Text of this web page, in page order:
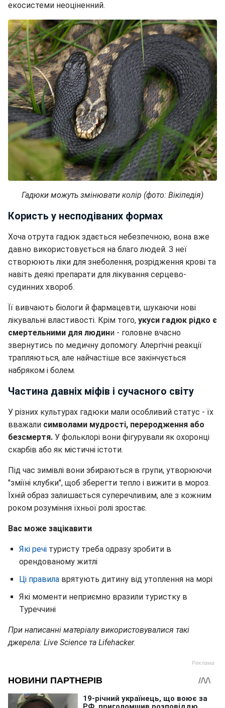
екосистеми неоціненний.
Гадюки можуть змінювати колір (фото: Вікіпедія)
Користь у несподіваних формах
Хоча отрута гадюк здається небезпечною, вона вже
давно використовується на благо людей. З неї
створюють ліки для знеболення, розрідження крові та
навіть деякі препарати для лікування серцево-
судинних хвороб.
Її вивчають біологи й фармацевти, шукаючи нові
лікувальні властивості. Крім того, укуси гадюк рідко є
смертельними для людини - головне вчасно
звернутись по медичну допомогу. Алергічні реакції
трапляються, але найчастіше все закінчується
набряком і болем.
Частина давніх міфів і сучасного світу
У різних культурах гадюки мали особливий статус - їх
вважали символами мудрості, переродження або
безсмертя. У фольклорі вони фігурували як охоронці
скарбів або як містичні істоти.
Під час зимівлі вони збираються в групи, утворюючи
"зміїні клубки", щоб зберегти тепло і вижити в мороз.
Їхній образ залишається суперечливим, але з кожним
роком розуміння їхньої ролі зростає.
Вас може зацікавити
Які речі туристу треба одразу зробити в
орендованому житлі
Ці правила врятують дитину від утоплення на морі
Які моменти неприємно вразили туристку в
Туреччині
При написанні матеріалу використовувалися такі
джерела: Live Science та Lifehacker.